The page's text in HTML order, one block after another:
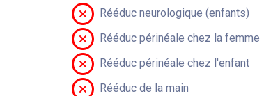
Rééduc neurologique (enfants)
Rééduc périnéale chez la femme
Rééduc périnéale chez l'enfant
Rééduc de la main